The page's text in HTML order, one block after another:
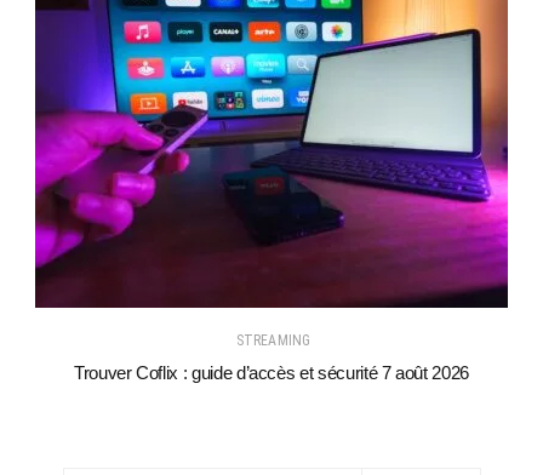
STREAMING
Trouver Coflix : guide d’accès et sécurité 7 août 2026